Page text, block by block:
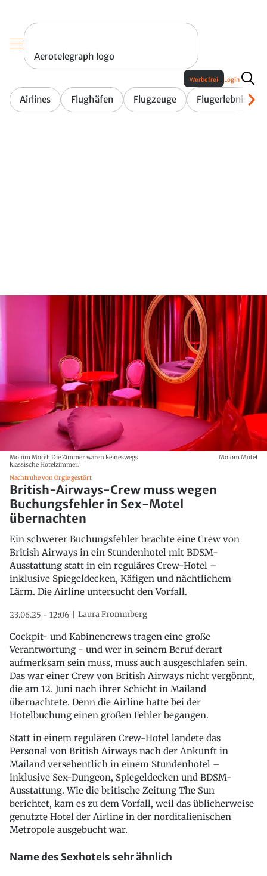
Aerotelegraph logo
Airlines Flughäfen Flugzeuge Flugerlebnis
Werbefrei Login
Mo.om Motel: Die Zimmer waren keineswegs
klassische Hotelzimmer.
Mo.om Motel
Nachtruhe von Orgie gestört
British-Airways-Crew muss wegen
Buchungsfehler in Sex-Motel
übernachten
Ein schwerer Buchungsfehler brachte eine Crew von
British Airways in ein Stundenhotel mit BDSM-
Ausstattung statt in ein reguläres Crew-Hotel –
inklusive Spiegeldecken, Käfigen und nächtlichem
Lärm. Die Airline untersucht den Vorfall.
23.06.25 - 12:06 Laura Frommberg
Cockpit- und Kabinencrews tragen eine große
Verantwortung - und wer in seinem Beruf derart
aufmerksam sein muss, muss auch ausgeschlafen sein.
Das war einer Crew von British Airways nicht vergönnt,
die am 12. Juni nach ihrer Schicht in Mailand
übernachtete. Denn die Airline hatte bei der
Hotelbuchung einen großen Fehler begangen.
Statt in einem regulären Crew-Hotel landete das
Personal von British Airways nach der Ankunft in
Mailand versehentlich in einem Stundenhotel –
inklusive Sex-Dungeon, Spiegeldecken und BDSM-
Ausstattung. Wie die britische Zeitung The Sun
berichtet, kam es zu dem Vorfall, weil das üblicherweise
genutzte Hotel der Airline in der norditalienischen
Metropole ausgebucht war.
Name des Sexhotels sehr ähnlich